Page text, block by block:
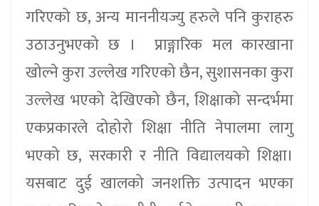
गरिएको छ, अन्य माननीयज्यु हरुले पनि कुराहरु
उठाउनुभएको छ । प्राङ्गारिक मल कारखाना
खोल्ने कुरा उल्लेख गरिएको छैन, सुशासनका कुरा
उल्लेख भएको देखिएको छैन, शिक्षाको सन्दर्भमा
एकप्रकारले दोहोरो शिक्षा नीति नेपालमा लागु
भएको छ, सरकारी र नीति विद्यालयको शिक्षा।
यसबाट दुई खालको जनशक्ति उत्पादन भएका